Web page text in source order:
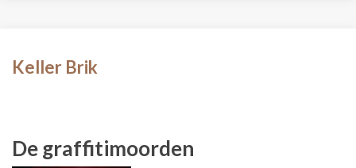
Keller Brik
De graffitimoorden